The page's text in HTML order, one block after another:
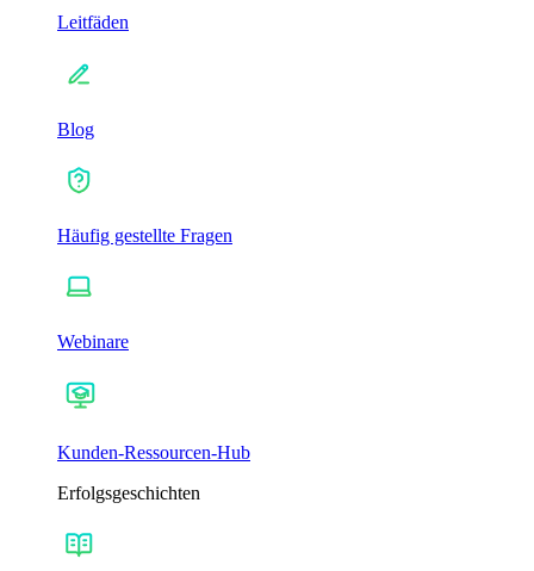
Leitfäden
Blog
Häufig gestellte Fragen
Webinare
Kunden-Ressourcen-Hub
Erfolgsgeschichten